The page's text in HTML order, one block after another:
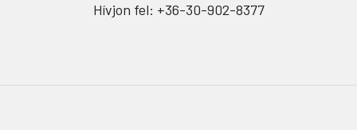
Hívjon fel: +36-30-902-8377